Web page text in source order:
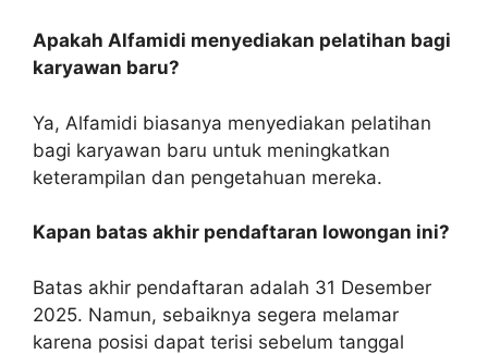
Apakah Alfamidi menyediakan pelatihan bagi
karyawan baru?
Ya, Alfamidi biasanya menyediakan pelatihan
bagi karyawan baru untuk meningkatkan
keterampilan dan pengetahuan mereka.
Kapan batas akhir pendaftaran lowongan ini?
Batas akhir pendaftaran adalah 31 Desember
2025. Namun, sebaiknya segera melamar
karena posisi dapat terisi sebelum tanggal